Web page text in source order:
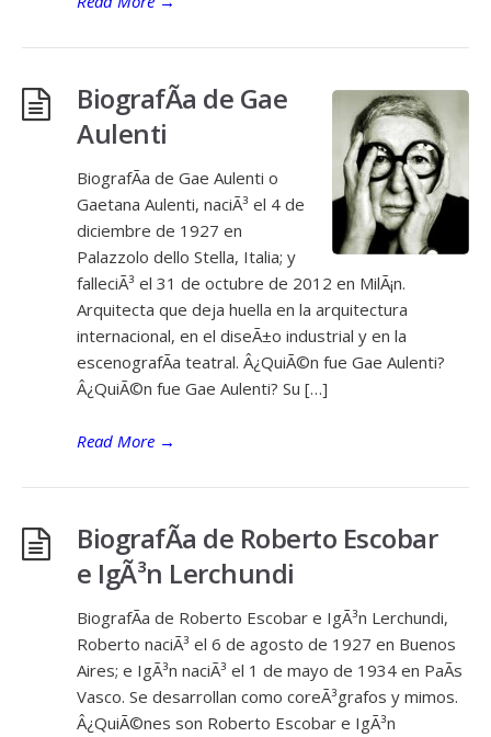
BiografÃ­a de Gae
Aulenti
BiografÃ­a de Gae Aulenti o
Gaetana Aulenti, naciÃ³ el 4 de
diciembre de 1927 en
Palazzolo dello Stella, Italia; y
falleciÃ³ el 31 de octubre de 2012 en MilÃ¡n.
Arquitecta que deja huella en la arquitectura
internacional, en el diseÃ±o industrial y en la
escenografÃ­a teatral. Â¿QuiÃ©n fue Gae Aulenti?
Â¿QuiÃ©n fue Gae Aulenti? Su […]
Read More →
BiografÃ­a de Roberto Escobar
e IgÃ³n Lerchundi
BiografÃ­a de Roberto Escobar e IgÃ³n Lerchundi,
Roberto naciÃ³ el 6 de agosto de 1927 en Buenos
Aires; e IgÃ³n naciÃ³ el 1 de mayo de 1934 en PaÃ­s
Vasco. Se desarrollan como coreÃ³grafos y mimos.
Â¿QuiÃ©nes son Roberto Escobar e IgÃ³n